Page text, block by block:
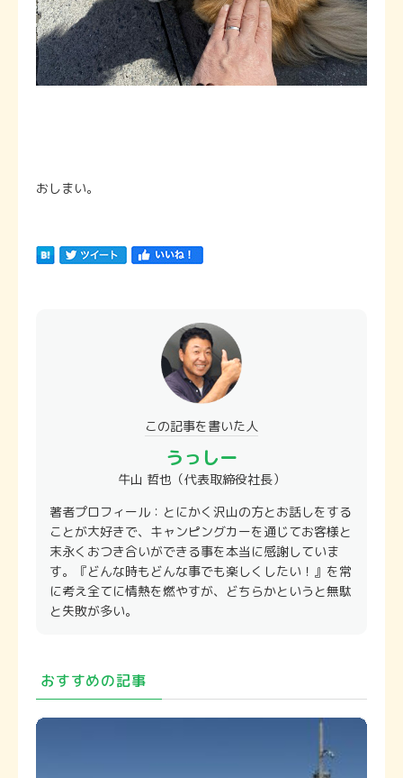
おしまい。
この記事を書いた⼈
うっしー
牛山 哲也（代表取締役社長）
著者プロフィール：とにかく沢山の方とお話しをする
ことが大好きで、キャンピングカーを通じてお客様と
末永くおつき合いができる事を本当に感謝していま
す。『どんな時もどんな事でも楽しくしたい！』を常
に考え全てに情熱を燃やすが、どちらかというと無駄
と失敗が多い。
おすすめの記事